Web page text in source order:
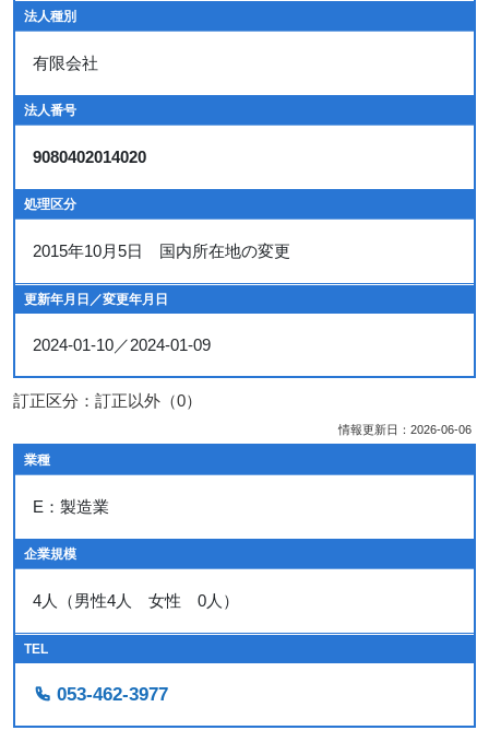
法人種別
有限会社
法人番号
9080402014020
処理区分
2015年10月5日 国内所在地の変更
更新年月日／変更年月日
2024-01-10／2024-01-09
訂正区分：訂正以外（0）
情報更新日：2026-06-06
業種
E：製造業
企業規模
4人（男性4人 女性 0人）
TEL
053-462-3977